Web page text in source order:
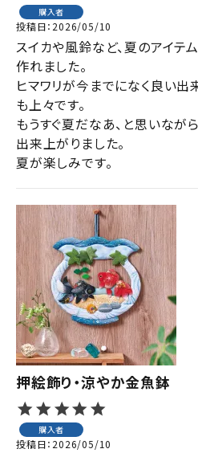
購入者
投稿日 2026/05/10
スイカや風鈴など、夏のアイテ
作れました。
ヒマワリが今までになく良い出
も上々です。
もうすぐ夏だなあ、と思いなが
出来上がりました。
夏が楽しみです。
押絵飾り・涼やか金魚鉢
購入者
投稿日 2026/05/10